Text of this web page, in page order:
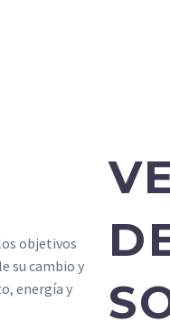
objetivos
su cambio y
energía y